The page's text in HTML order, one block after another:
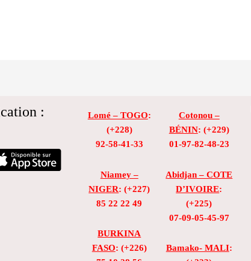
: Lomé – TOGO:
(+228)
92-58-41-33
Niamey –
NIGER: (+227)
85 22 22 49
BURKINA
FASO: (+226)
Cotonou –
BÉNIN: (+229)
01-97-82-48-23
Abidjan – COTE
D’IVOIRE:
(+225)
07-09-05-45-97
Bamako- MALI: